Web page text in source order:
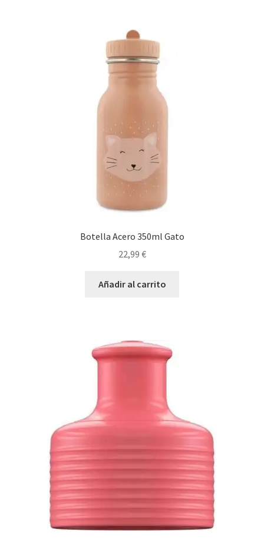
Botella Acero 350ml Gato
22,99 €
Añadir al carrito